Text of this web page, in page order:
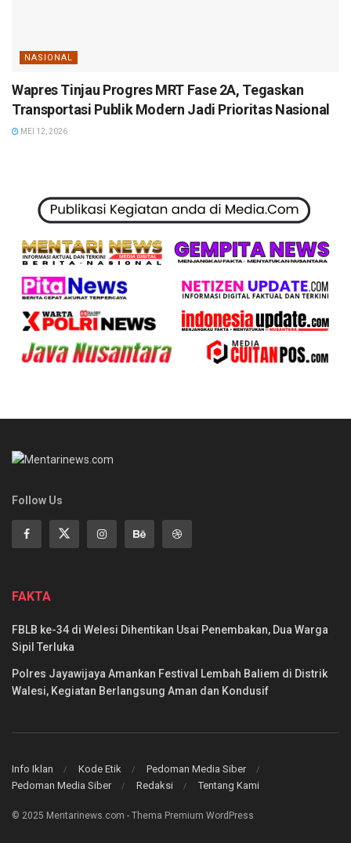
NASIONAL
Wapres Tinjau Progres MRT Fase 2A, Tegaskan
Transportasi Publik Modern Jadi Prioritas Nasional
MEI 12, 2026
Follow Us
FAKTA
FBLB ke-34 di Welesi Dihentikan Usai Penembakan, Dua Warga
Sipil Terluka
Polres Jayawijaya Amankan Festival Lembah Baliem di Distrik
Walesi, Kegiatan Berlangsung Aman dan Kondusif
Info Iklan Kode Etik
Pedoman Media Siber
Pedoman Media Siber
Redaksi Tentang Kami
© 2025 Mentarinews.com - Thema Premium WordPress